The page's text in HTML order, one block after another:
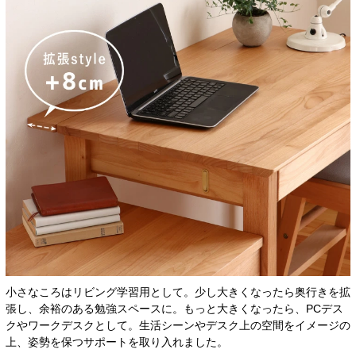
小さなころはリビング学習用として。少し大きくなったら奥行きを拡
張し、余裕のある勉強スペースに。もっと大きくなったら、PCデス
クやワークデスクとして。生活シーンやデスク上の空間をイメージの
上、姿勢を保つサポートを取り入れました。